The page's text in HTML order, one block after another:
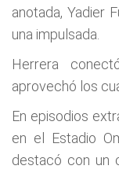
anotada, Yadier
una impulsada.
Herrera
aprovechó los
En episodios
en el Estadio
destacó con un